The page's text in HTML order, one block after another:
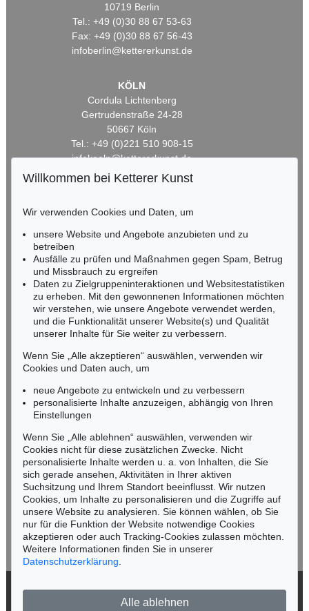
10719 Berlin
Tel.: +49 (0)30 88 67 53-63
Fax: +49 (0)30 88 67 56-43
infoberlin@kettererkunst.de
KÖLN
Cordula Lichtenberg
Gertrudenstraße 24-28
50667 Köln
Tel.: +49 (0)221 510 908-15
infokoeln@kettererkunst.de
HESSEN
Miriam Heß
Tel.: +49 (0)62 21 58 80-038
Fax: +49 (0)62 21 58 80-595
infoheidelberg@kettererkunst.de
NORDDEUTSCHLAND
Nico Kassel, M.A.
Mobil: +49 (0)171 8618661
n.kassel@kettererkunst.de
Keine Auktion mehr verpassen!
Wir informieren Sie rechtzeitig.
Jetzt zum Newsletter anmelden >
Willkommen bei Ketterer Kunst
Wir verwenden Cookies und Daten, um
unsere Website und Angebote anzubieten und zu
betreiben
Ausfälle zu prüfen und Maßnahmen gegen Spam, Betrug
und Missbrauch zu ergreifen
Daten zu Zielgruppeninteraktionen und Websitestatistiken
zu erheben. Mit den gewonnenen Informationen möchten
wir verstehen, wie unsere Angebote verwendet werden,
und die Funktionalität unserer Website(s) und Qualität
unserer Inhalte für Sie weiter zu verbessern.
Wenn Sie „Alle akzeptieren“ auswählen, verwenden wir
Cookies und Daten auch, um
neue Angebote zu entwickeln und zu verbessern
personalisierte Inhalte anzuzeigen, abhängig von Ihren
Einstellungen
Wenn Sie „Alle ablehnen“ auswählen, verwenden wir
Cookies nicht für diese zusätzlichen Zwecke. Nicht
personalisierte Inhalte werden u. a. von Inhalten, die Sie
sich gerade ansehen, Aktivitäten in Ihrer aktiven
Suchsitzung und Ihrem Standort beeinflusst. Wir nutzen
Cookies, um Inhalte zu personalisieren und die Zugriffe auf
unsere Website zu analysieren. Sie können wählen, ob Sie
nur für die Funktion der Website notwendige Cookies
akzeptieren oder auch Tracking-Cookies zulassen möchten.
Weitere Informationen finden Sie in unserer
Datenschutzerklärung
Alle ablehnen